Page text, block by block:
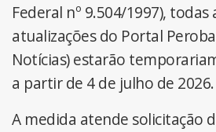
Federal nº 9.504/1997), todas
atualizações do Portal
Notícias) estarão
a partir de 4 de julho de 2026.
A medida atende solicitação